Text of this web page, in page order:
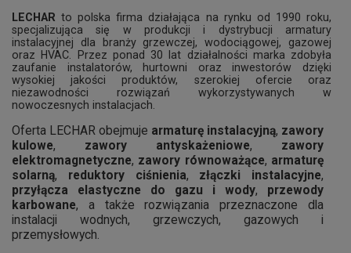
LECHAR to polska firma działająca na rynku od 1990 roku,
specjalizująca się w produkcji i dystrybucji armatury
instalacyjnej dla branży grzewczej, wodociągowej, gazowej
oraz HVAC. Przez ponad 30 lat działalności marka zdobyła
zaufanie instalatorów, hurtowni oraz inwestorów dzięki
wysokiej jakości produktów, szerokiej ofercie oraz
niezawodności rozwiązań wykorzystywanych w
nowoczesnych instalacjach.
Oferta LECHAR obejmuje armaturę instalacyjną, zawory
kulowe, zawory antyskażeniowe, zawory
elektromagnetyczne, zawory równoważące, armaturę
solarną, reduktory ciśnienia, złączki instalacyjne,
przyłącza elastyczne do gazu i wody, przewody
karbowane, a także rozwiązania przeznaczone dla
instalacji wodnych, grzewczych, gazowych i
przemysłowych.